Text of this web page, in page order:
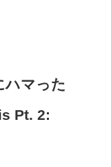
ハマった
Pt. 2: